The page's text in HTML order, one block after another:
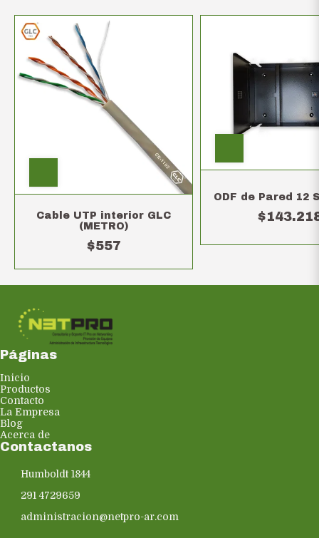
Cable UTP interior GLC
(METRO)
$557
ODF de Pared 12
Páginas
Inicio
Productos
Contacto
La Empresa
Blog
Acerca de
Contactanos
Humboldt 1844
291 4729659
administracion@netpro-ar.com